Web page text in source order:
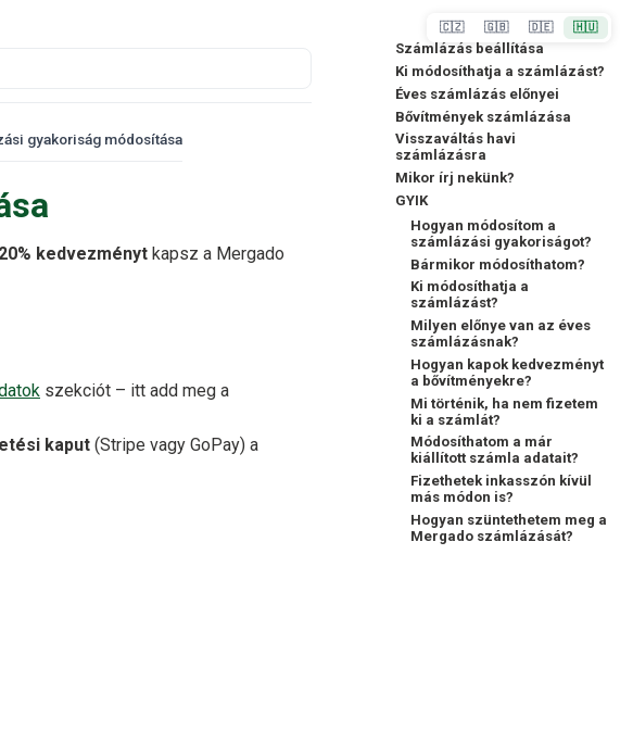
gyakoriság módosítása
20% kedvezményt kapsz a Mergado
szekciót – itt add meg a
kaput (Stripe vagy GoPay) a
Számlázás beállítása
Ki módosíthatja a számlázást?
Éves számlázás előnyei
Bővítmények számlázása
Visszaváltás havi
számlázásra
Mikor írj nekünk?
GYIK
Hogyan módosítom a
számlázási gyakoriságot?
Bármikor módosíthatom?
Ki módosíthatja a
számlázást?
Milyen előnye van az éves
számlázásnak?
Hogyan kapok kedvezményt
a bővítményekre?
Mi történik, ha nem fizetem
ki a számlát?
Módosíthatom a már
kiállított számla adatait?
Fizethetek inkasszón kívül
más módon is?
Hogyan szüntethetem meg a
Mergado számlázását?
🇨🇿 🇬🇧 🇩🇪 🇭🇺